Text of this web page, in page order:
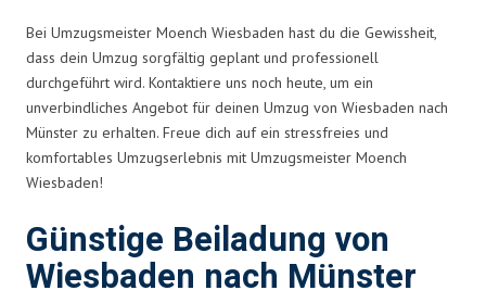
Bei Umzugsmeister Moench Wiesbaden hast du die Gewissheit,
dass dein Umzug sorgfältig geplant und professionell
durchgeführt wird. Kontaktiere uns noch heute, um ein
unverbindliches Angebot für deinen Umzug von Wiesbaden nach
Münster zu erhalten. Freue dich auf ein stressfreies und
komfortables Umzugserlebnis mit Umzugsmeister Moench
Wiesbaden!
Günstige Beiladung von
Wiesbaden nach Münster